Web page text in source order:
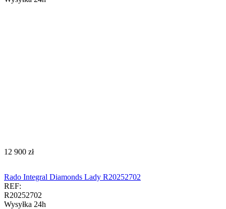
‍12 900‍ zł
Rado Integral Diamonds Lady R20252702
REF:
R20252702
Wysyłka 24h